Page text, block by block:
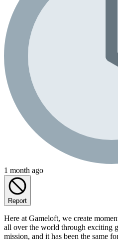
1 month ago
Report
Here at Gameloft, we create
all over the world through exciting
mission, and it has been the same